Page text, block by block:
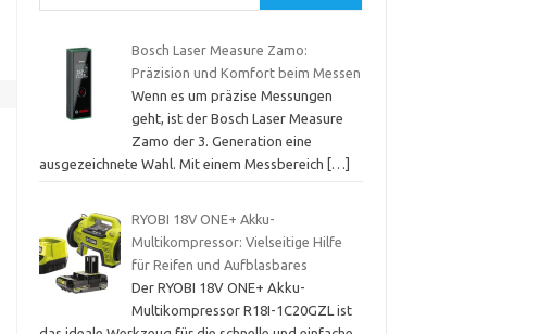
Bosch Laser Measure Zamo:
Präzision und Komfort beim Messen
Wenn es um präzise Messungen
geht, ist der Bosch Laser Measure
Zamo der 3. Generation eine
ausgezeichnete Wahl. Mit einem Messbereich
[…]
RYOBI 18V ONE+ Akku-
Multikompressor: Vielseitige Hilfe
für Reifen und Aufblasbares
Der RYOBI 18V ONE+ Akku-
Multikompressor R18I-1C20GZL ist